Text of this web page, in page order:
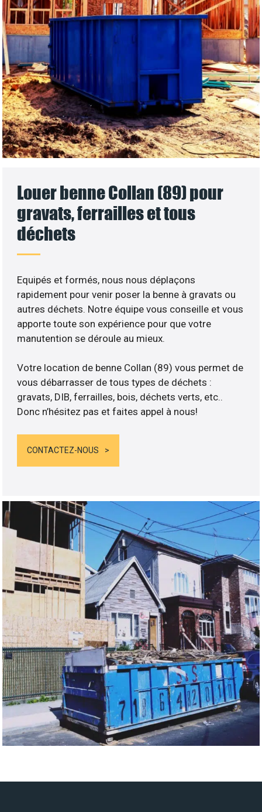
Louer benne Collan (89) pour
gravats, ferrailles et tous
déchets
Equipés et formés, nous nous déplaçons
rapidement pour venir poser la benne à gravats ou
autres déchets. Notre équipe vous conseille et vous
apporte toute son expérience pour que votre
manutention se déroule au mieux.
Votre location de benne Collan (89) vous permet de
vous débarrasser de tous types de déchets :
gravats, DIB, ferrailles, bois, déchets verts, etc..
Donc n’hésitez pas et faites appel à nous!
CONTACTEZ-NOUS